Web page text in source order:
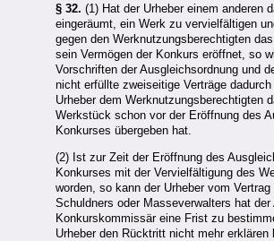
§ 32. (1) Hat der Urheber einem anderen
eingeräumt, ein Werk zu vervielfältigen
gegen den Werknutzungsberechtigten
sein Vermögen der Konkurs eröffnet, so
Vorschriften der Ausgleichsordnung und
nicht erfüllte zweiseitige Verträge
Urheber dem Werknutzungsberechtigten
Werkstück schon vor der Eröffnung des
Konkurses übergeben hat.
(2) Ist zur Zeit der Eröffnung des
Konkurses mit der Vervielfältigung des
worden, so kann der Urheber vom
Schuldners oder Masseverwalters hat
Konkurskommissär eine Frist zu
Urheber den Rücktritt nicht mehr erklären